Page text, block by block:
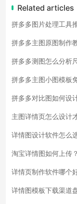
Related articles
拼多多图片处理工具
拼多多主图原图制作
拼多多测图怎么分析
拼多多主图小图模板
拼多多对比图如何设
主图详情页怎么设计
详情图设计软件怎么
淘宝详情图如何上传
详情页制作软件哪个
详情图模板下载渠道